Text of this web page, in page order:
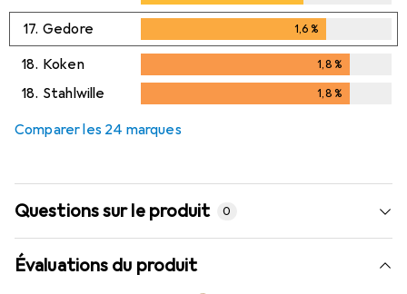
17. Gedore 1,6%
18. Koken 1,8%
18. Stahlwille 1,8%
Comparer les 24 marques
Questions sur le produit 0
Évaluations du produit